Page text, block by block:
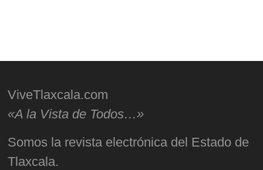
ViveTlaxcala.com
«A la Vista de Todos…»
Somos la revista electrónica del Estado de
Tlaxcala.